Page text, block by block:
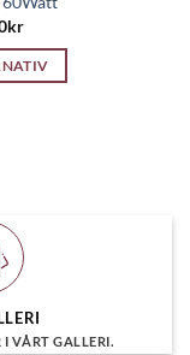
kr
VÅRT GALLERI.